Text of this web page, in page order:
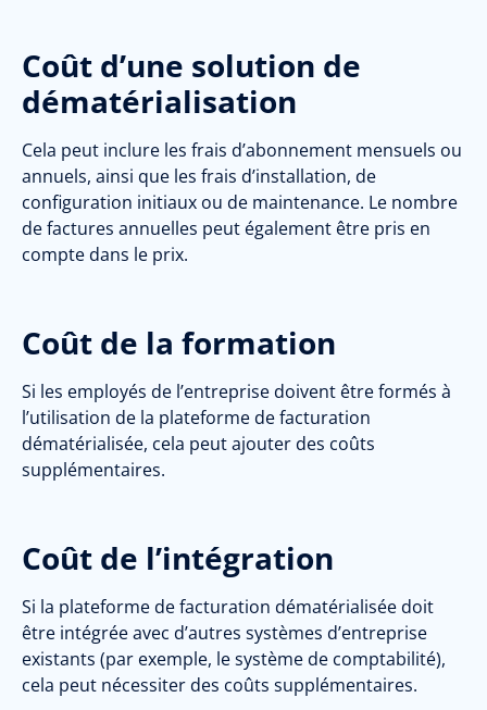
Coût d’une solution de
dématérialisation
Cela peut inclure les frais d’abonnement mensuels ou
annuels, ainsi que les frais d’installation, de
configuration initiaux ou de maintenance. Le nombre
de factures annuelles peut également être pris en
compte dans le prix.
Coût de la formation
Si les employés de l’entreprise doivent être formés à
l’utilisation de la plateforme de facturation
dématérialisée, cela peut ajouter des coûts
supplémentaires.
Coût de l’intégration
Si la plateforme de facturation dématérialisée doit
être intégrée avec d’autres systèmes d’entreprise
existants (par exemple, le système de comptabilité),
cela peut nécessiter des coûts supplémentaires.